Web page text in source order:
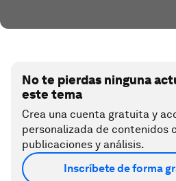
No te pierdas ninguna
este tema
Crea una cuenta gratuita y
personalizada de contenidos
publicaciones y análisis.
Inscríbete de forma